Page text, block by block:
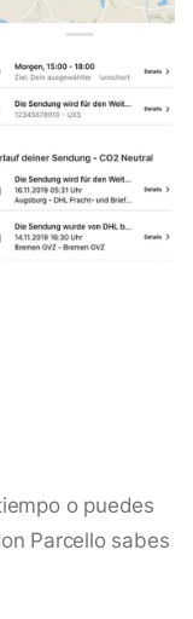
o puedes
Parcello sabes